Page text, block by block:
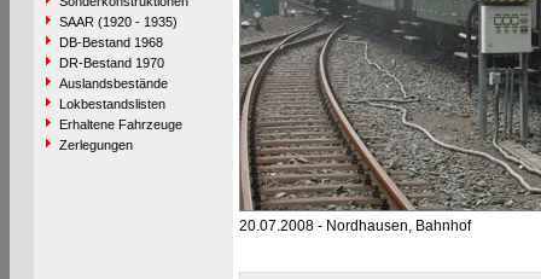
SAAR (1920 - 1935)
DB-Bestand 1968
DR-Bestand 1970
Auslandsbestände
Lokbestandslisten
Erhaltene Fahrzeuge
Zerlegungen
20.07.2008 - Nordhausen, Bahnhof